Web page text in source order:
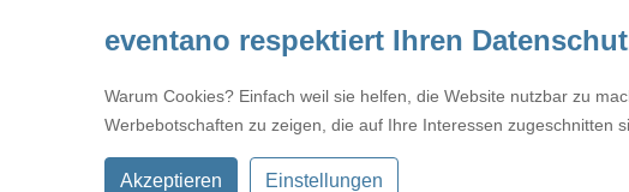
eventano respektiert Ihren
Warum Cookies? Einfach weil sie helfen, die Website nutzbar zu
Werbebotschaften zu zeigen, die auf Ihre Interessen zugeschnitten
Akzeptieren Einstellungen